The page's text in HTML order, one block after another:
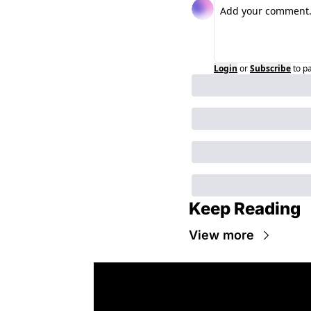
Login orSubscribeto
Keep Reading
View more